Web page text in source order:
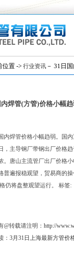
置 -> 行业资讯 － 31日
内焊管(方管)价格小幅
内焊管价格小幅趋弱。国
，主导钢厂带钢出厂价格
。唐山主流管厂出厂价格
普遍报稳观望，贸易商的
仍将盘整观望运行。
标签:
@转载请注明： http://
： 3月31日上海最新方管价